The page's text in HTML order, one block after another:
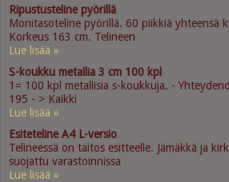
Ripustusteline pyörillä
Monitasoteline pyörillä. 60 piikkiä yhteensä
Korkeus 163 cm. Telineen
Lue lisää »
S-koukku metallia 3 cm 100 kpl
1= 100 kpl metallisia s-koukkuja. -
195 - > Kaikki
Lue lisää »
Esiteteline A4 L-versio
Telineessä on taitos esitteelle. Jämäkkä ja
suojattu varastoinnissa
Lue lisää »